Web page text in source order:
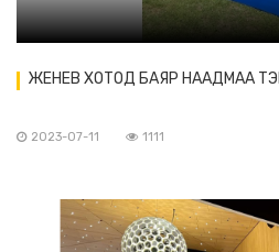
ЖЕНЕВ ХОТОД БАЯР НААДМАА
2023-07-11 1111